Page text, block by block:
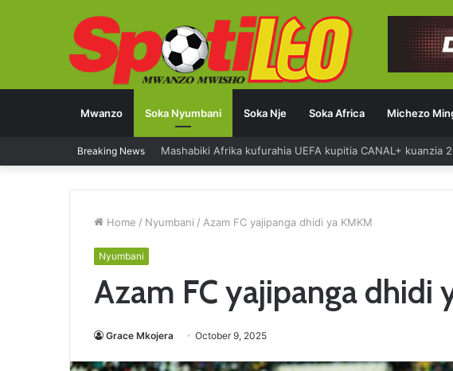
Mwanzo Soka Nyumbani Soka Nje Soka Africa Michezo
Breaking News Saliboko: Bendera ya Taifa ilinipa nguvu Scotland
Home / Nyumbani / Azam FC yajipanga dhidi ya KMKM
Nyumbani
Azam FC yajipanga dhidi
Grace Mkojera October 9, 2025